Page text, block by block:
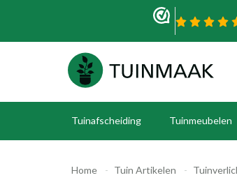
Tuinafscheiding Tuinmeubelen
Home Tuin Artikelen